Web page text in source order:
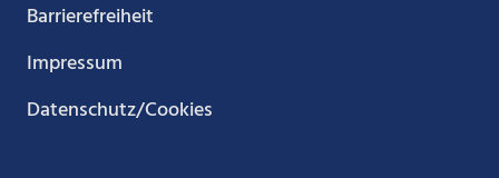
Barrierefreiheit
Impressum
Datenschutz/Cookies